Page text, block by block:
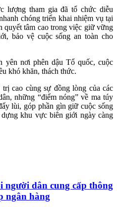
lượng tham gia đã tổ chức diễu
chóng triển khai nhiệm vụ tại
quyết tâm cao trong việc giữ vững
bảo vệ cuộc sống an toàn cho
yên nơi phên dậu Tổ quốc, cuộc
khó khăn, thách thức.
cao cùng sự đồng lòng của các
những “điểm nóng” về ma túy
lùi, góp phần gìn giữ cuộc sống
khu vực biên giới ngày càng
người dân cung cấp thông
ngân hàng